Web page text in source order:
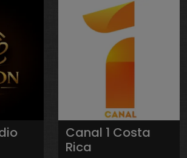
Canal 1 Costa
Rica